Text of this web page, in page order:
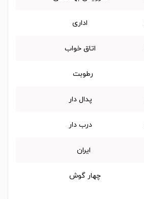
اداری
اتاق خواب
رطوبت
پدال دار
درب دار
ایران
چهار گوش